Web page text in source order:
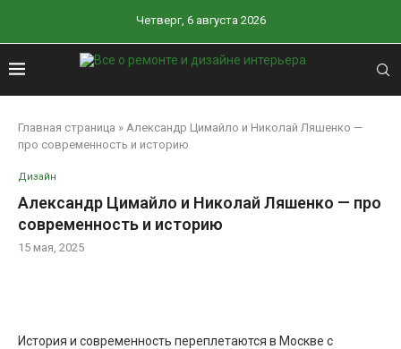
Четверг, 6 августа 2026
Главная страница » Александр Цимайло и Николай Ляшенко —
про современность и историю
Дизайн
Александр Цимайло и Николай Ляшенко — про
современность и историю
15 мая, 2025
История и современность переплетаются в Москве с